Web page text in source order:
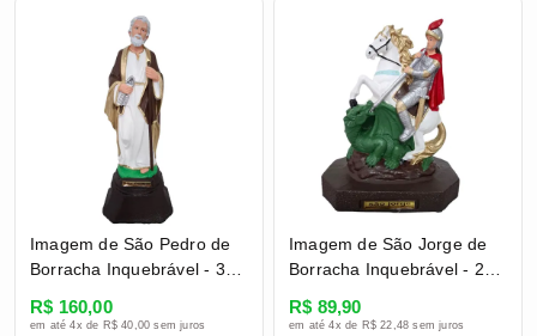
Imagem de São Pedro de
Borracha Inquebrável - 37
R$ 160,00
em até 4x de R$ 40,00 sem juros
Imagem de São Jorge de
Borracha Inquebrável - 21
R$ 89,90
em até 4x de R$ 22,48 sem juros